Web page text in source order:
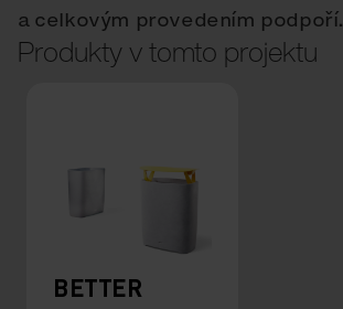
a celkovým provedením podpoří.
Produkty v tomto projektu
BETTER